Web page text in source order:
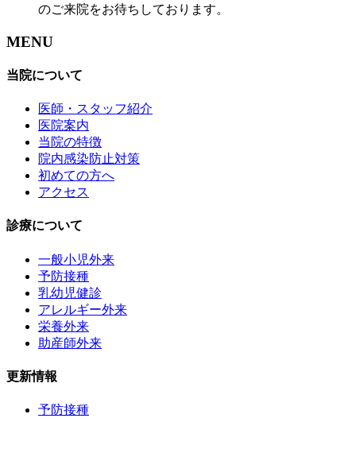
のご来院をお待ちしております。
MENU
当院について
医師・スタッフ紹介
医院案内
当院の特徴
院内感染防止対策
初めての方へ
アクセス
診療について
一般小児外来
予防接種
乳幼児健診
アレルギー外来
栄養外来
助産師外来
更新情報
予防接種